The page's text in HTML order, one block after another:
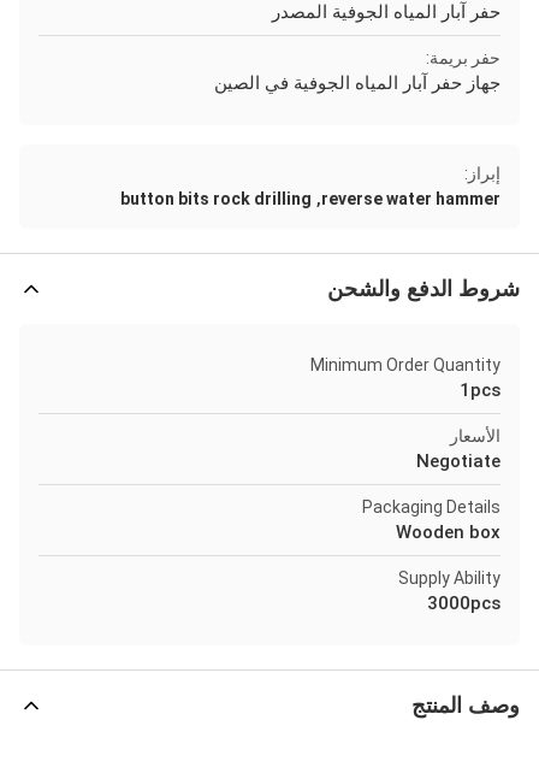
حفر آبار المياه الجوفية المصدر
حفر بريمة:
جهاز حفر آبار المياه الجوفية في الصين
إبراز:
reverse water hammer
,
button bits rock drilling
شروط الدفع والشحن
Minimum Order Quantity
1pcs
الأسعار
Negotiate
Packaging Details
Wooden box
Supply Ability
3000pcs
وصف المنتج